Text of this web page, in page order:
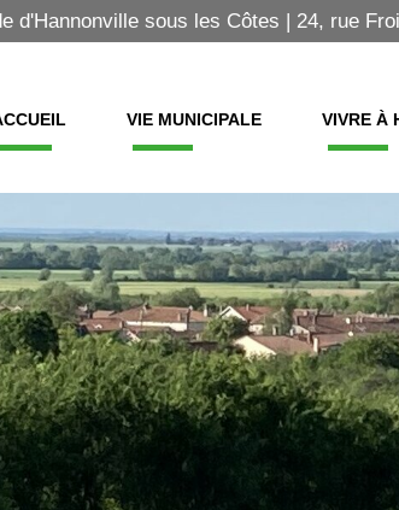
d'Hannonville sous les Côtes | 24, rue
VIE MUNICIPALE VIVRE À